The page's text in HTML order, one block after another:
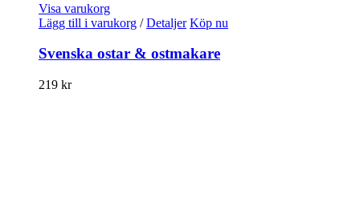
Visa varukorg
Lägg till i varukorg / Detaljer Köp nu
Svenska ostar & ostmakare
219 kr